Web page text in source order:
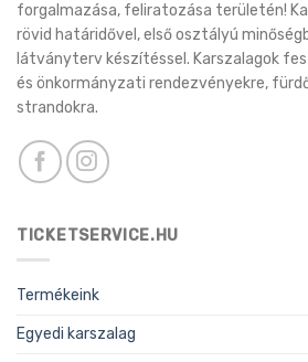
forgalmazása, feliratozása területén!
rövid határidővel, első osztályú
látványterv készítéssel. Karszalagok
és önkormányzati rendezvényekre,
strandokra.
TICKETSERVICE.HU
Termékeink
Egyedi karszalag